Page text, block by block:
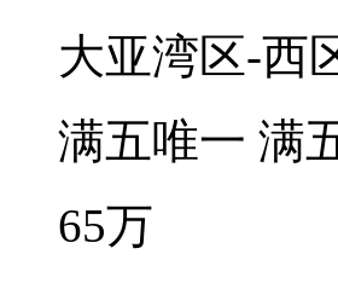
大亚湾区-西
满五唯一 满
65万